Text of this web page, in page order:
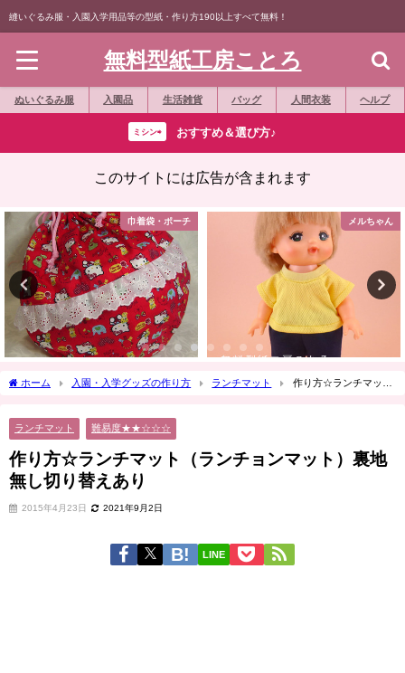
縫いぐるみ服・入園入学用品等の型紙・作り方190以上すべて無料！
無料型紙工房ことろ
ぬいぐるみ服 入園品 生活雑貨 バッグ 人間衣装 ヘルプ
ミシン⇨ おすすめ＆選び方♪
このサイトには広告が含まれます
巾着袋・ポーチ メルちゃん
ホーム 入園・入学グッズの作り方 ランチマット
作り方☆ランチマット
ランチマット 難易度★★☆☆☆
作り方☆ランチマット（ランチョンマット）裏地
無し切り替えあり
2015年4月23日 2021年9月2日
LINE